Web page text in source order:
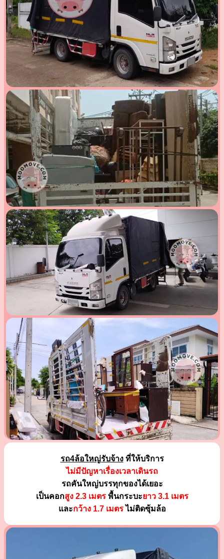
รถ4ล้อใหญ่รับจ้างที่ให้บริการ
ไม่มีปัญหาเรื่องเวลาเดินรถ
รถคันใหญ่บรรทุกของได้เยอะ
เป็นคอกสูง 2.3 เมตรพื้นกระบะยาว 3.1 เมตร
และกว้าง 1.7 เมตรไม่ติดซุ้มล้อ